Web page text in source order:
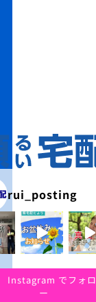
rui_posting
Instagram でフォロ
ー